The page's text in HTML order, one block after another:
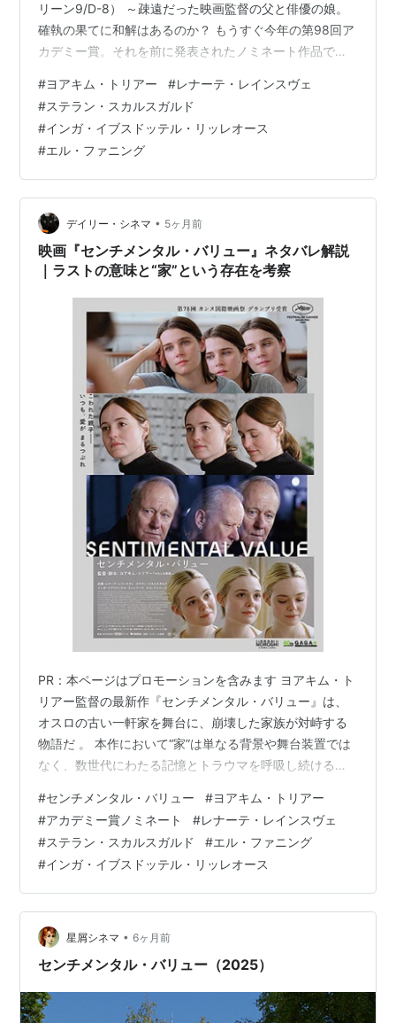
リーン9/D-8） ～疎遠だった映画監督の父と俳優の娘。
確執の果てに和解はあるのか？ もうすぐ今年の第98回ア
カデミー賞。それを前に発表されたノミネート作品で、
ンタル・バリュー」が公開されている。監督は「わたし
は最悪。」で世界的に注目を集めたヨアキム・トリアー
だ。 ノルウェーのオスロで舞台俳優として活躍する姉ノ
ーラ（レナーテ・レインスヴェ）と、家庭を持ち夫と息
子と穏やかに暮らす妹アグネス（インガ・イブスドッテ
ル・リッレオース）。母親の…
#ヨアキム・トリアー #レナーテ・レインスヴェ
#ステラン・スカルスガルド
#インガ・イブスドッテル・リッレオース
#エル・ファニング
デイリー・シネマ • 5ヶ月前
映画『センチメンタル・バリュー』ネタバレ解説
｜ラストの意味と“家”という存在を考察
PR：本ページはプロモーションを含みます ヨアキム・ト
リアー監督の最新作『センチメンタル・バリュー』は、
オスロの古い一軒家を舞台に、崩壊した家族が対峙する
物語だ 。 本作において“家”は単なる背景や舞台装置では
なく、数世代にわたる記憶とトラウマを呼吸し続ける
は、劇中の映画製作という狂気を通じて、本当に和解す
ることができるのか。そして、家族の歴史が詰まった家
を売るという結末は何を意味するのだろうか。 本稿で
は、タイトルが示す「センチメンタル・バリュー（愛着
のある価値）」の真意と、芸術の残酷さの先にある「認
識」の瞬間を徹底考察する 。 目次： …
#センチメンタル・バリュー #ヨアキム・トリアー
#アカデミー賞ノミネート #レナーテ・レインスヴェ
#ステラン・スカルスガルド #エル・ファニング
#インガ・イブスドッテル・リッレオース
星屑シネマ • 6ヶ月前
センチメンタル・バリュー（2025）